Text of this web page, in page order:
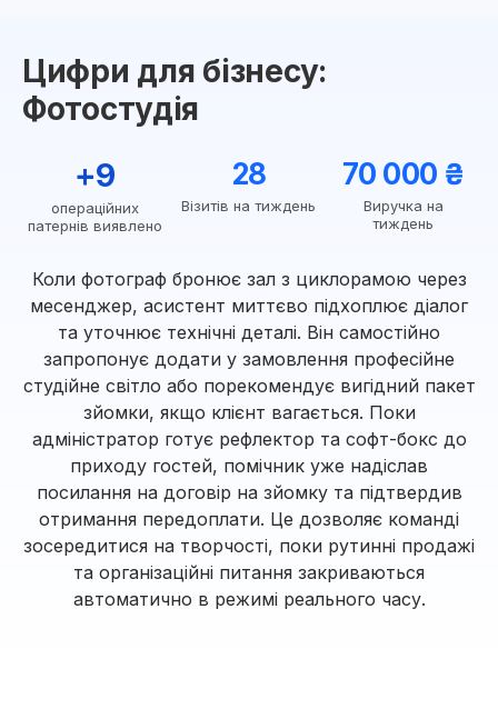
Цифри для бізнесу:
Фотостудія
+9
операційних
патернів виявлено
28
Візитів на тиждень
70 000 ₴
Виручка на
тиждень
Коли фотограф бронює зал з циклорамою через
месенджер, асистент миттєво підхоплює діалог
та уточнює технічні деталі. Він самостійно
запропонує додати у замовлення професійне
студійне світло або порекомендує вигідний пакет
зйомки, якщо клієнт вагається. Поки
адміністратор готує рефлектор та софт-бокс до
приходу гостей, помічник уже надіслав
посилання на договір на зйомку та підтвердив
отримання передоплати. Це дозволяє команді
зосередитися на творчості, поки рутинні продажі
та організаційні питання закриваються
автоматично в режимі реального часу.